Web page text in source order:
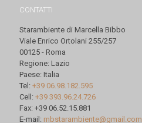
CONTATTI
Starambiente di Marcella Bibbo
Viale Enrico Ortolani 255/257
00125 - Roma
Regione: Lazio
Paese: Italia
Tel: +39 06.98.182.595
Cell: +39 393.96.24.726
Fax: +39 06.52.15.881
E-mail: mbstarambiente@gmail.com